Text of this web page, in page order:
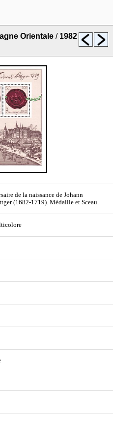
Orientale / 1982
de la naissance de Johann
(1682-1719). Médaille et Sceau.